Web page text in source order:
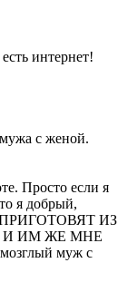
интернет!
мужа с женой.
Просто если я
я добрый,
ИЗ
И ИМ ЖЕ МНЕ
муж с